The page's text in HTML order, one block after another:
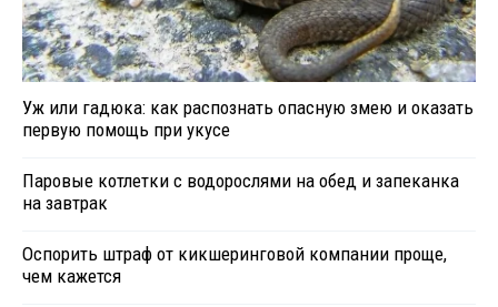
Уж или гадюка: как распознать опасную змею и оказать
первую помощь при укусе
Паровые котлетки с водорослями на обед и запеканка
на завтрак
Оспорить штраф от кикшеринговой компании проще,
чем кажется